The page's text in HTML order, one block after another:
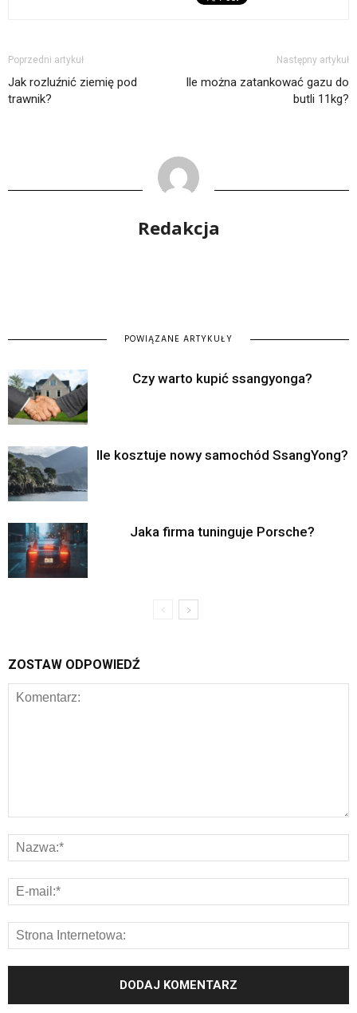
Poprzedni artykuł
Jak rozluźnić ziemię pod
trawnik?
Następny artykuł
Ile można zatankować gazu do
butli 11kg?
Redakcja
POWIĄZANE ARTYKUŁY
Czy warto kupić ssangyonga?
Ile kosztuje nowy samochód SsangYong?
Jaka firma tuninguje Porsche?
ZOSTAW ODPOWIEDŹ